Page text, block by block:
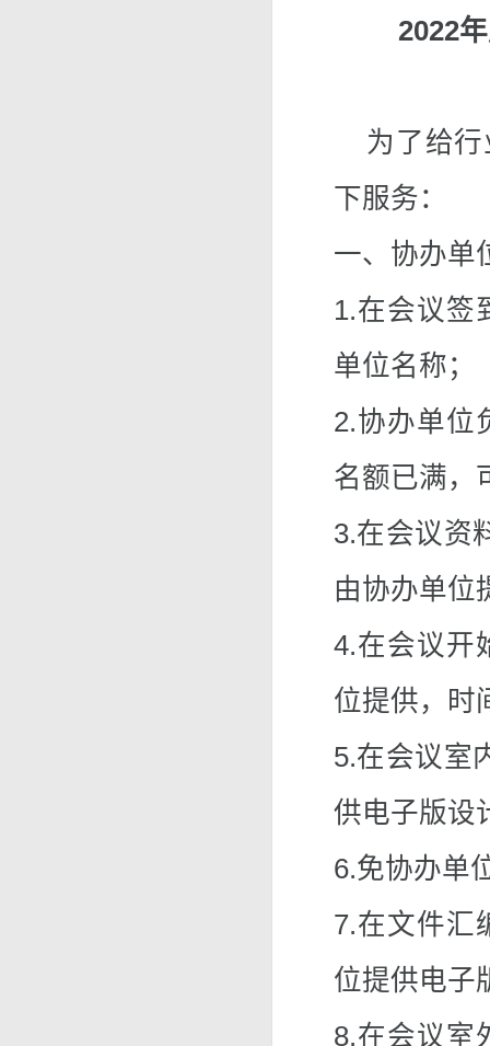
2022
为了给行
下服务：
一、协办单
1.在会议签
单位名称；
2.协办单位
名额已满，
3.在会议资
由协办单位
4.在会议开
位提供，时
5.在会议室
供电子版设
6.免协办单
7.在文件汇
位提供电子
8.在会议室